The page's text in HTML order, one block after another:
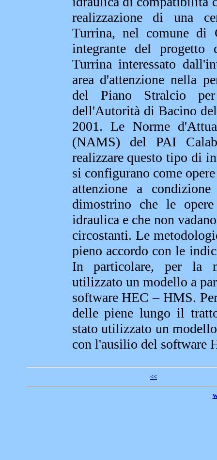
realizzazione di una
Turrina, nel comune di
integrante del
Turrina interessato
area d'attenzione nella
del Piano Stralcio
dell'Autorità di Bacino
2001. Le Norme
(NAMS) del PAI
realizzare questo tipo di
si configurano come
attenzione a
dimostrino che le
idraulica e che non
circostanti. Le
pieno accordo con le
In particolare, per la
utilizzato un modello a
software HEC – HMS.
delle piene lungo il
stato utilizzato un
con l'ausilio del software
<<